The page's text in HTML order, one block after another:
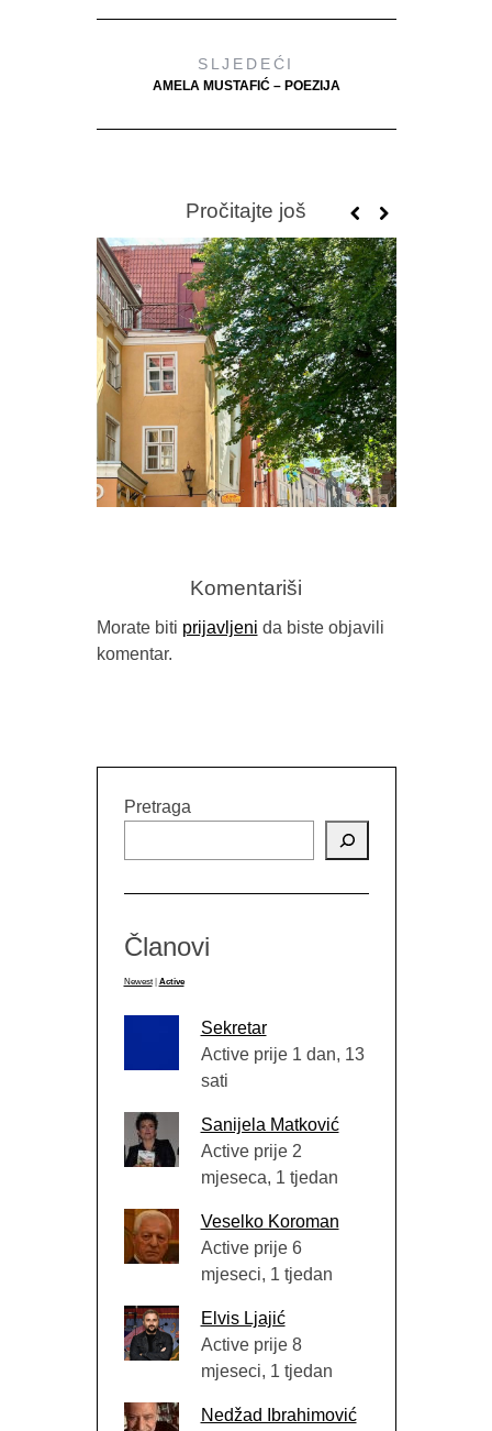
SLJEDEĆI
AMELA MUSTAFIĆ – POEZIJA
Pročitajte još
GORAN SARIĆ, “IDILA (NEĆU DA
Komentariši
Morate biti prijavljeni da biste objavili
komentar.
Pretraga
Članovi
Newest Active
Sekretar
Active prije 1 dan, 13
sati
Sanijela Matković
Active prije 2
mjeseca, 1 tjedan
Veselko Koroman
Active prije 6
mjeseci, 1 tjedan
Elvis Ljajić
Active prije 8
mjeseci, 1 tjedan
Nedžad Ibrahimović